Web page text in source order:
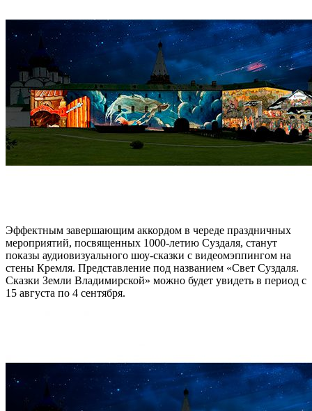
Эффектным завершающим аккордом в череде праздничных
мероприятий, посвященных 1000-летию Суздаля, станут
показы аудиовизуального шоу-сказки с видеомэппингом на
стены Кремля. Представление под названием «Свет Суздаля.
Сказки Земли Владимирской» можно будет увидеть в период с
15 августа по 4 сентября.